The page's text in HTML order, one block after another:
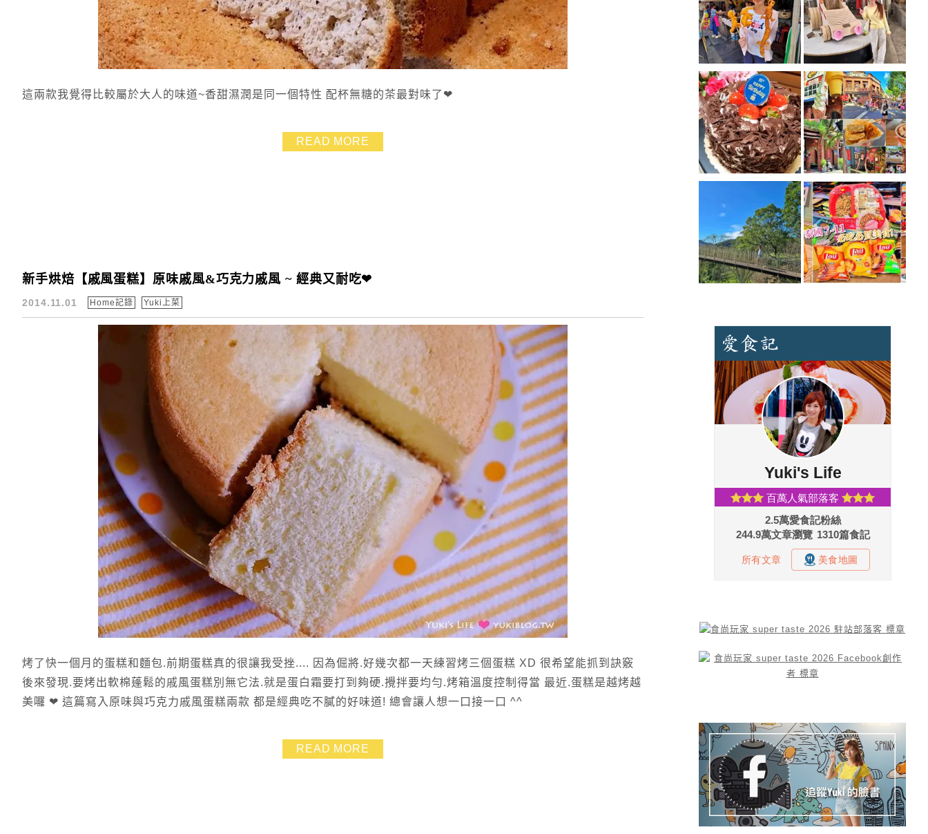
這兩款我覺得比較屬於大人的味道~香甜濕潤是同一個特性 配杯無糖的茶最對味了❤
READ MORE
新手烘焙【戚風蛋糕】原味戚風&巧克力戚風 ~ 經典又耐吃❤
2014.11.01 Home記錄 Yuki上菜
烤了快一個月的蛋糕和麵包.前期蛋糕真的很讓我受挫.... 因為倔將.好幾次都一天練習烤三個蛋糕 XD 很希望能抓到訣竅
後來發現.要烤出軟棉蓬鬆的戚風蛋糕別無它法.就是蛋白霜要打到夠硬.攪拌要均勻.烤箱溫度控制得當 最近.蛋糕是越烤越
美囉 ❤ 這篇寫入原味與巧克力戚風蛋糕兩款 都是經典吃不膩的好味道! 總會讓人想一口接一口 ^^
READ MORE